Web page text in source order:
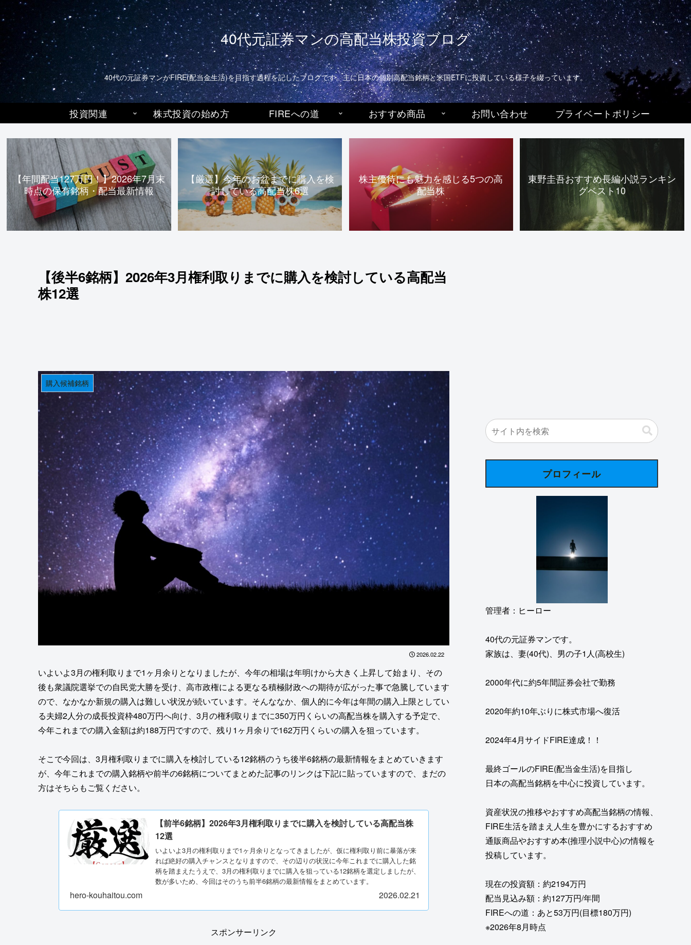
40代元証券マンの高配当株投資ブログ
40代の元証券マンがFIRE(配当金生活)を目指す過程を記したブログです。主に日本の個別高配当銘柄と米国ETFに投資している様子を綴っています。
投資関連 株式投資の始め方 FIREへの道 おすすめ商品 お問い合わせ プライベートポリシー
【年間配当127万円！】2026年7月末
時点の保有銘柄・配当最新情報
【厳選】今年のお盆までに購入を検
討している高配当株6選
株主優待にも魅力を感じる5つの高
配当株
東野圭吾おすすめ長編小説ランキン
グベスト10
【後半6銘柄】2026年3月権利取りまでに購入を検討している高配当
株12選
購入候補銘柄
2026.02.22
いよいよ3月の権利取りまで1ヶ月余りとなりましたが、今年の相場は年明けから大きく上昇して始まり、その
後も衆議院選挙での自民党大勝を受け、高市政権による更なる積極財政への期待が広がった事で急騰しています
ので、なかなか新規の購入は難しい状況が続いています。そんななか、個人的に今年は年間の購入上限としてい
る夫婦2人分の成長投資枠480万円へ向け、3月の権利取りまでに350万円くらいの高配当株を購入する予定で、
今年これまでの購入金額は約188万円ですので、残り1ヶ月余りで162万円くらいの購入を狙っています。
そこで今回は、3月権利取りまでに購入を検討している12銘柄のうち後半6銘柄の最新情報をまとめていきます
が、今年これまでの購入銘柄や前半の6銘柄についてまとめた記事のリンクは下記に貼っていますので、まだの
方はそちらもご覧ください。
【前半6銘柄】2026年3月権利取りまでに購入を検討している高配当株
12選
いよいよ3月の権利取りまで1ヶ月余りとなってきましたが、仮に権利取り前に暴落が来
れば絶好の購入チャンスとなりますので、その辺りの状況に今年これまでに購入した銘
柄を踏まえたうえで、3月の権利取りまでに購入を狙っている12銘柄を選定しましたが、
数が多いため、今回はそのうち前半6銘柄の最新情報をまとめています。
hero-kouhaitou.com 2026.02.21
スポンサーリンク
プロフィール
管理者：ヒーロー
40代の元証券マンです。
家族は、妻(40代)、男の子1人(高校生)
2000年代に約5年間証券会社で勤務
2020年約10年ぶりに株式市場へ復活
2024年4月サイドFIRE達成！！
最終ゴールのFIRE(配当金生活)を目指し
日本の高配当銘柄を中心に投資しています。
資産状況の推移やおすすめ高配当銘柄の情報、
FIRE生活を踏まえ人生を豊かにするおすすめ
通販商品やおすすめ本(推理小説中心)の情報を
投稿しています。
現在の投資額：約2194万円
配当見込み額：約127万円/年間
FIREへの道：あと53万円(目標180万円)
※2026年8月時点